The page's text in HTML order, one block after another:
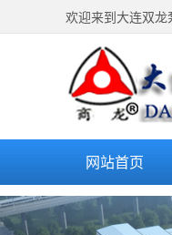
欢迎来到大连双龙
网站首页